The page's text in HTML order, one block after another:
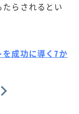
らされるとい
を成功に導く7か